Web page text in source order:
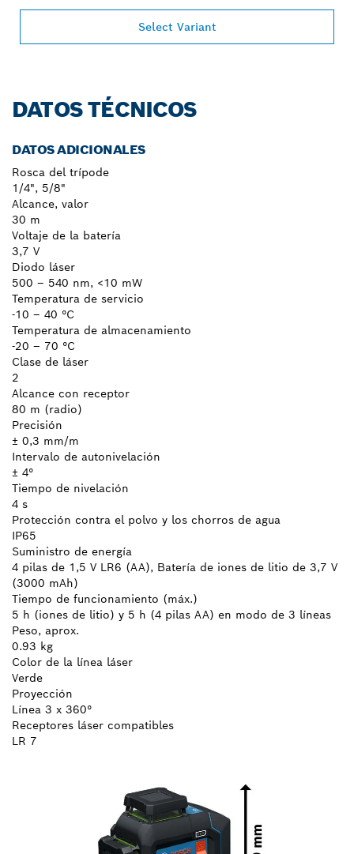
Select Variant
DATOS TÉCNICOS
DATOS ADICIONALES
Rosca del trípode
1/4", 5/8"
Alcance, valor
30 m
Voltaje de la batería
3,7 V
Diodo láser
500 – 540 nm, <10 mW
Temperatura de servicio
-10 – 40 °C
Temperatura de almacenamiento
-20 – 70 °C
Clase de láser
2
Alcance con receptor
80 m (radio)
Precisión
± 0,3 mm/m
Intervalo de autonivelación
± 4°
Tiempo de nivelación
4 s
Protección contra el polvo y los chorros de agua
IP65
Suministro de energía
4 pilas de 1,5 V LR6 (AA), Batería de iones de litio de 3,7 V
(3000 mAh)
Tiempo de funcionamiento (máx.)
5 h (iones de litio) y 5 h (4 pilas AA) en modo de 3 líneas
Peso, aprox.
0.93 kg
Color de la línea láser
Verde
Proyección
Línea 3 x 360°
Receptores láser compatibles
LR 7